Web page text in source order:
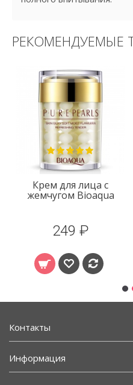
РЕКОМЕНДУЕМЫЕ
Крем для лица с
жемчугом Bioaqua
249 ₽
Контакты
Информация